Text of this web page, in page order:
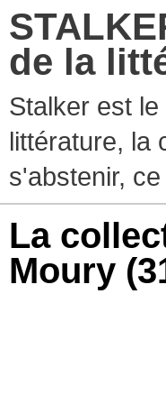
de la
Stalker est
littérature, la
s'abstenir,
La
Moury